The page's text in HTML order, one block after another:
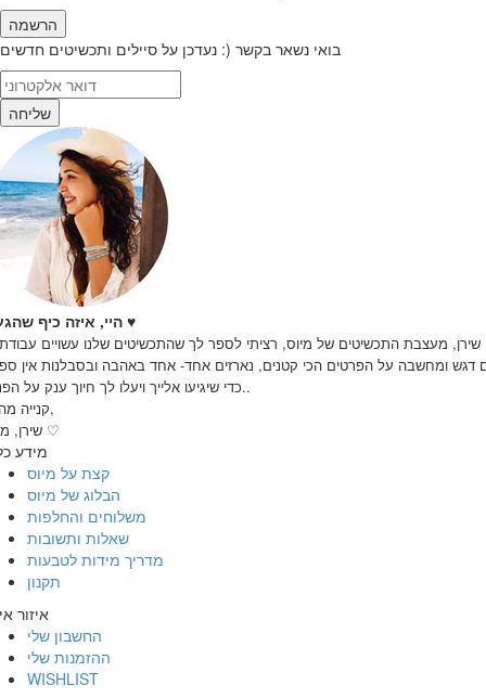
הרשמה
בואי נשאר בקשר (: נעדכן על סיילים ותכשיטים חדשים
שליחה
♥
שירן, מעצבת התכשיטים של מיוס, רציתי לספר לך שהתכשיטים שלנו עשויים
דגש ומחשבה על הפרטים הכי קטנים, נארזים אחד- אחד באהבה ובסבלנות אין
כדי שיגיעו אלייך ויעלו לך חיוך ענק על הפנים..
קנייה מהנה,
שירן, מיוס ♡
מידע
קצת על מיוס
הבלוג של מיוס
משלוחים והחלפות
שאלות ותשובות
מדריך מידות לטבעות
תקנון
איזור
החשבון שלי
ההזמנות שלי
WISHLIST